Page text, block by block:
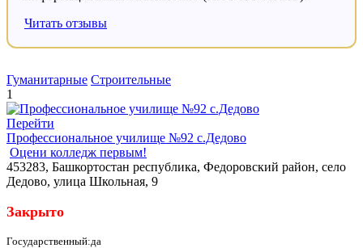
Читать отзывы
Гуманитарные Строительные
1
Перейти
Профессиональное училище №92 с.Дедово
Оцени колледж первым!
453283, Башкортостан республика, Федоровский район, село
Дедово, улица Школьная, 9
Закрыто
Государственный:да